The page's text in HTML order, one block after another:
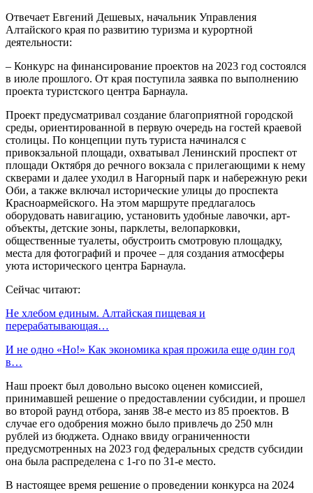
Отвечает Евгений Дешевых, начальник Управления
Алтайского края по развитию туризма и курортной
деятельности:
– Конкурс на финансирование проектов на 2023 год состоялся
в июле прошлого. От края поступила заявка по выполнению
проекта туристского центра Барнаула.
Проект предусматривал создание благоприятной городской
среды, ориентированной в первую очередь на гостей краевой
столицы. По концепции путь туриста начинался с
привокзальной площади, охватывал Ленинский проспект от
площади Октября до речного вокзала с прилегающими к нему
скверами и далее уходил в Нагорный парк и набережную реки
Оби, а также включал исторические улицы до проспекта
Красноармейского. На этом маршруте предлагалось
оборудовать навигацию, установить удобные лавочки, арт-
объекты, детские зоны, парклеты, велопарковки,
общественные туалеты, обустроить смотровую площадку,
места для фотографий и прочее – для создания атмосферы
уюта исторического центра Барнаула.
Сейчас читают:
Не хлебом единым. Алтайская пищевая и
перерабатывающая…
И не одно «Но!» Как экономика края прожила еще один год
в…
Наш проект был довольно высоко оценен комиссией,
принимавшей решение о предоставлении субсидии, и прошел
во второй раунд отбора, заняв 38-е место из 85 проектов. В
случае его одобрения можно было привлечь до 250 млн
рублей из бюджета. Однако ввиду ограниченности
предусмотренных на 2023 год федеральных средств субсидии
она была распределена с 1-го по 31-е место.
В настоящее время решение о проведении конкурса на 2024